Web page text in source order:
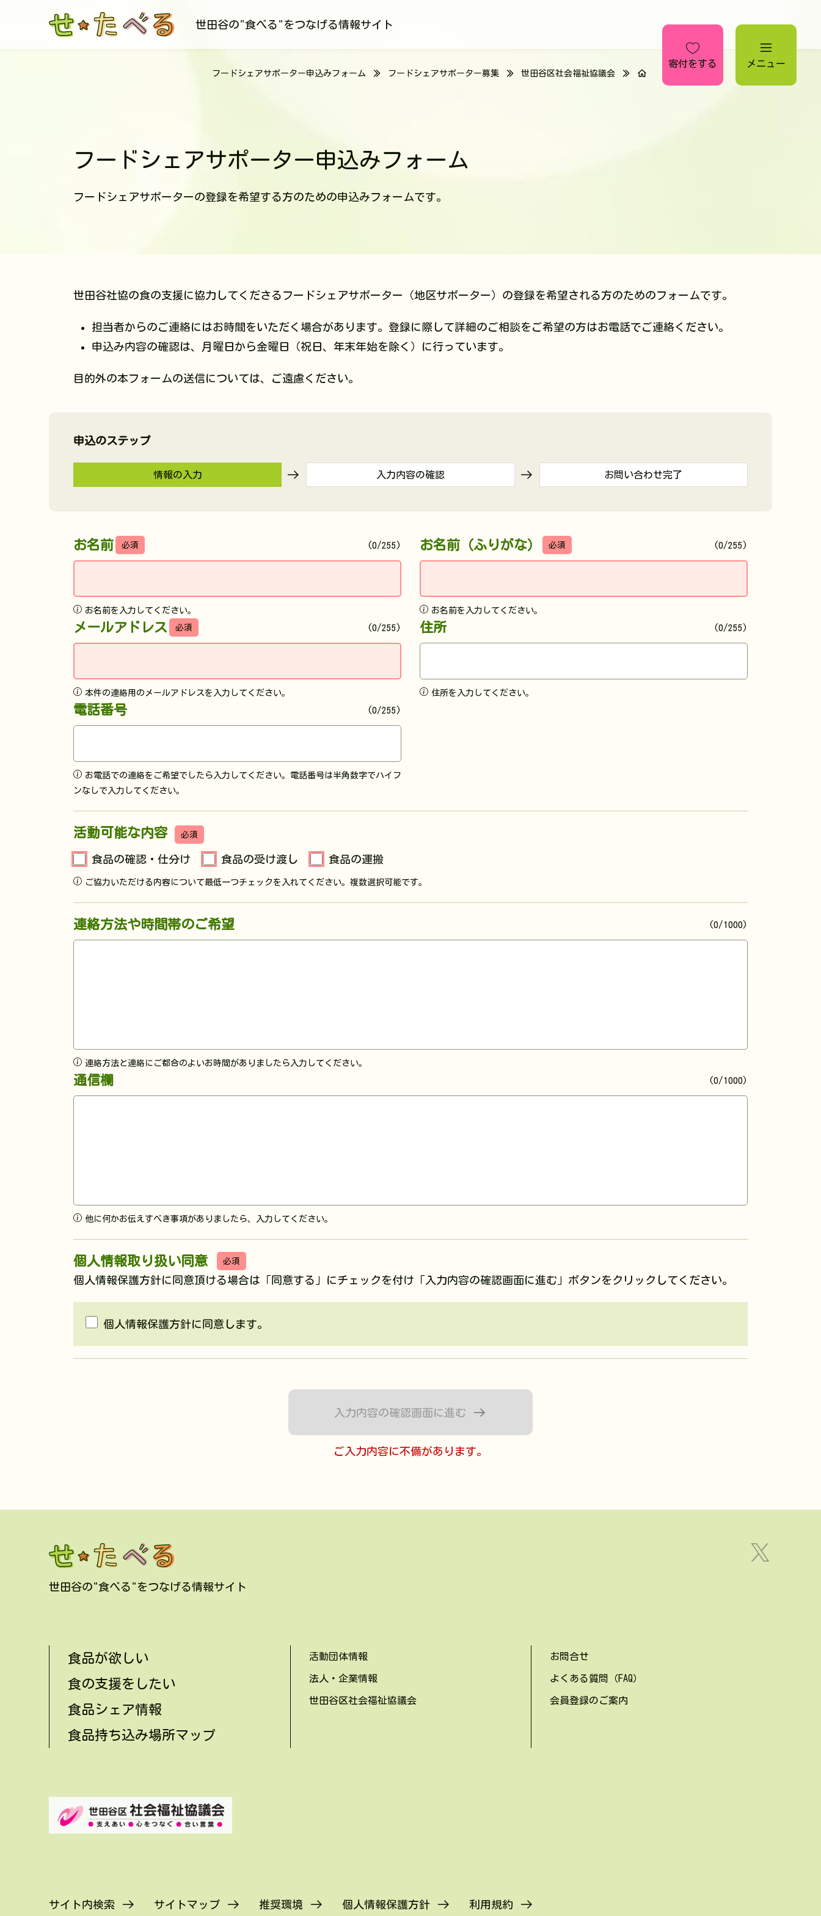
寄付をする メニュー
世田谷の"食べる"をつなげる情報サイト
世田谷区社会福祉協議会
フードシェアサポーター募集
フードシェアサポーター申込みフォーム
フードシェアサポーター申込みフォーム
フードシェアサポーターの登録を希望する方のための申込みフォームです。
世田谷社協の食の支援に協力してくださるフードシェアサポーター（地区サポーター）の登録を希望される方のためのフォームです。
担当者からのご連絡にはお時間をいただく場合があります。登録に際して詳細のご相談をご希望の方はお電話でご連絡ください。
申込み内容の確認は、月曜日から金曜日（祝日、年末年始を除く）に行っています。
目的外の本フォームの送信については、ご遠慮ください。
申込のステップ
情報の入力 入力内容の確認 お問い合わせ完了
お名前 必須 (0/255)
お名前を入力してください。
お名前（ふりがな） 必須 (0/255)
お名前を入力してください。
メールアドレス 必須 (0/255)
本件の連絡用のメールアドレスを入力してください。
住所 (0/255)
住所を入力してください。
電話番号 (0/255)
お電話での連絡をご希望でしたら入力してください。電話番号は半角数字でハイフ
ンなしで入力してください。
活動可能な内容 必須
食品の確認・仕分け 食品の受け渡し 食品の運搬
ご協力いただける内容について最低一つチェックを入れてください。複数選択可能です。
連絡方法や時間帯のご希望 (0/1000)
連絡方法と連絡にご都合のよいお時間がありましたら入力してください。
通信欄 (0/1000)
他に何かお伝えすべき事項がありましたら、入力してください。
個人情報取り扱い同意 必須
個人情報保護方針に同意頂ける場合は「同意する」にチェックを付け「入力内容の確認画面に進む」ボタンをクリックしてください。
個人情報保護方針に同意します。
入力内容の確認画面に進む
ご入力内容に不備があります。
世田谷の"食べる"をつなげる情報サイト
食品が欲しい
食の支援をしたい
食品シェア情報
食品持ち込み場所マップ
活動団体情報
法人・企業情報
世田谷区社会福祉協議会
お問合せ
よくある質問（FAQ）
会員登録のご案内
サイト内検索 サイトマップ 推奨環境 個人情報保護方針 利用規約